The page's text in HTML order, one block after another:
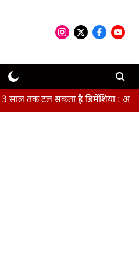
तक टल सकता है डिमेंशिया : अध्ययन